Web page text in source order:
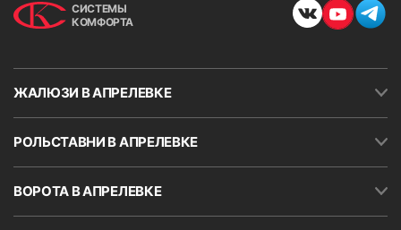
СИСТЕМЫ
КОМФОРТА
ЖАЛЮЗИ В АПРЕЛЕВКЕ
РОЛЬСТАВНИ В АПРЕЛЕВКЕ
ВОРОТА В АПРЕЛЕВКЕ